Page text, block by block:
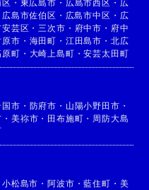
区 ・ 東広島市 ・ 広島市西区 ・ 広
広島市佐伯区 ・ 広島市中区 ・ 広
安芸区 ・ 三次市 ・ 府中市 ・ 府中
原市 ・ 海田町 ・ 江田島市 ・ 北広
原町 ・ 大崎上島町 ・安芸太田町
国市 ・ 防府市 ・ 山陽小野田市 ・
・ 美祢市 ・ 田布施町 ・ 周防大島
小松島市 ・阿波市 ・藍住町 ・ 美